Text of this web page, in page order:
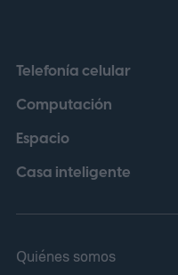
Telefonía celular
Computación
Espacio
Casa inteligente
Quiénes somos